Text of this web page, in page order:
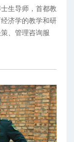
生导师，首都教
济学的教学和研
、管理咨询服
基人之一。